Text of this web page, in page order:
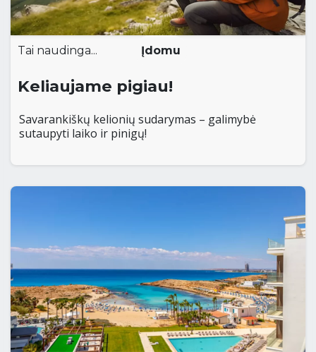
Įdomu
Tai naudinga...
Keliaujame pigiau!
Savarankiškų kelionių sudarymas – galimybė
sutaupyti laiko ir pinigų!